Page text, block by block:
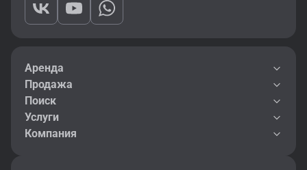
Аренда
Продажа
Поиск
Услуги
Компания